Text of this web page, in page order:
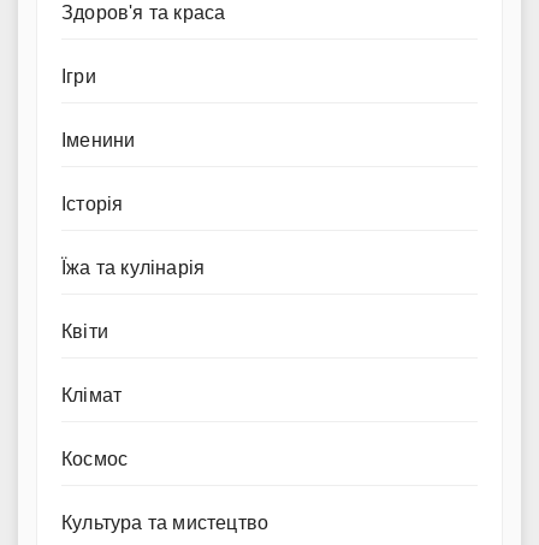
Здоров'я та краса
Ігри
Іменини
Історія
Їжа та кулінарія
Квіти
Клімат
Космос
Культура та мистецтво